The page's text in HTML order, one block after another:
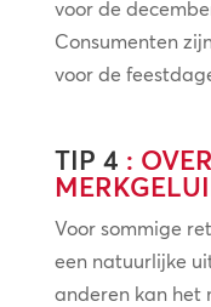
voor de
Consumenten
voor de
TIP 4 :
Voor sommige
een natuurlijke
anderen kan het